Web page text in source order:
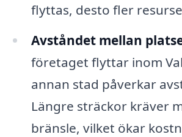
flyttas, desto fler
Avståndet mellan
företaget flyttar inom
annan stad påverkar
Längre sträckor kräver
bränsle, vilket ökar